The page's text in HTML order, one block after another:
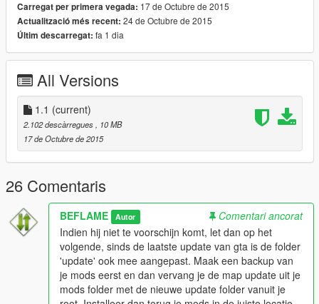
- Numberplates (Double Doppler)
- Premier Hazard Sovereign (Double Doppler)
- LED lights (Double Doppler)
- Police light mapping (Double Doppler ft. a lot of patience)
- Boot Divider (Double Doppler)
- ANPR Camera (Double Doppler)
- Antennae (PriMan)
- Watch Guard (BxBugs123)
- MDT store (Double Doppler)
- Skin design: Beflame
Carregat per primera vegada: 17 de Octubre de 2015
Actualització més recent: 24 de Octubre de 2015
Últim descarregat: fa 1 dia
All Versions
1.1 (current)
2.102 descàrregues
, 10 MB
17 de Octubre de 2015
26 Comentaris
BEFLAME Autor
Comentari ancorat
Indien hij niet te voorschijn komt, let dan op het
volgende, sinds de laatste update van gta is de folder
'update' ook mee aangepast. Maak een backup van
je mods eerst en dan vervang je de map update uit je
mods folder met de nieuwe update folder vanuit je